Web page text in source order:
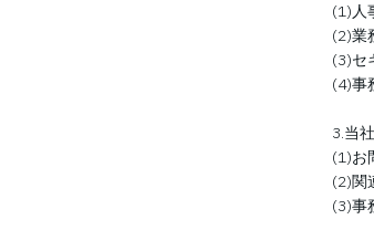
(1)人
(2)業
(3)セ
(4)事
3.当
(1)お
(2)関
(3)事